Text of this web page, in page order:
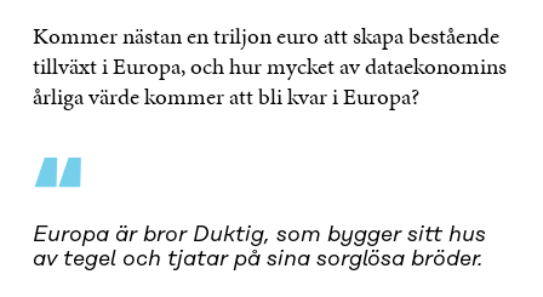
Kommer nästan en triljon euro att skapa bestående
tillväxt i Europa, och hur mycket av dataekonomins
årliga värde kommer att bli kvar i Europa?
“
Europa är bror Duktig, som bygger sitt hus
av tegel och tjatar på sina sorglösa bröder.